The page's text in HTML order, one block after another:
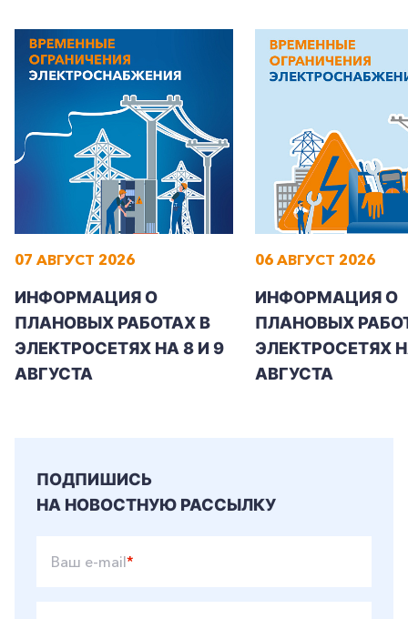
+7-800-700-24-57
Частным клиентам
Корпоративным клиентам
07 АВГУСТ 2026
ИНФОРМАЦИЯ О
ПЛАНОВЫХ РАБОТАХ В
ЭЛЕКТРОСЕТЯХ НА 8 И 9
АВГУСТА
06 АВГУСТ 2026
ИНФОРМАЦИЯ О
ПЛАНОВЫХ
ЭЛЕКТРОСЕТЯХ
АВГУСТА
ПОДПИШИСЬ
НА НОВОСТНУЮ РАССЫЛКУ
Ваш e-mail*